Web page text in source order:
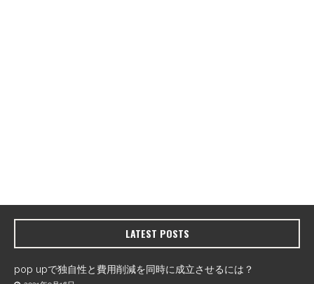
LATEST POSTS
pop upで独自性と費用削減を同時に成立させるには？